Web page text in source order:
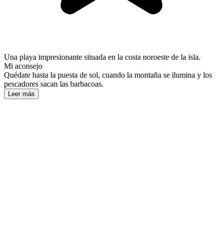
Una playa impresionante situada en la costa noroeste de la isla.
Mi aconsejo
Quédate hasta la puesta de sol, cuando la montaña se ilumina y los
pescadores sacan las barbacoas.
Leer más